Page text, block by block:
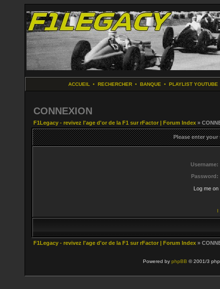
ACCUEIL • RECHERCHER• BANQUE • PLAYLIST YOUTUBE
CONNEXION
F1Legacy - revivez l'age d'or de la F1 sur rFactor | Forum Index »
Please enter
Username:
Password:
Log me
I
F1Legacy - revivez l'age d'or de la F1 sur rFactor | Forum Index »
Powered by phpBB © 2001/3